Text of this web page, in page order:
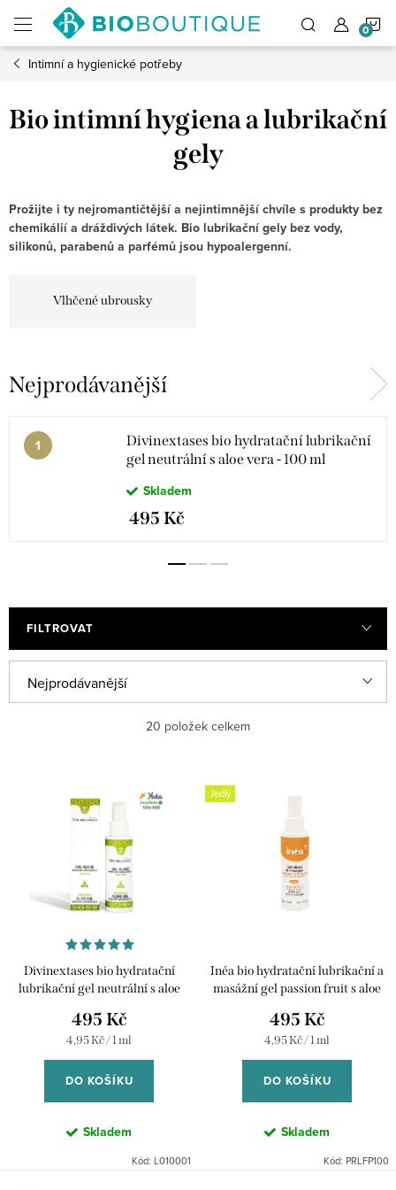
obsah
Intimní a hygienické potřeby
Bio intimní hygiena a lubrikační
gely
Prožijte i ty nejromantičtější a nejintimnější chvíle s produkty bez
chemikálií a dráždivých látek. Bio lubrikační gely bez vody,
silikonů, parabenů a parfémů jsou hypoalergenní.
Vlhčené ubrousky
Nejprodávanější
Divinextases bio hydratační lubrikační
gel neutrální s aloe vera - 100 ml
Skladem
495 Kč
FILTROVAT
a
k
Nejprodávanější
Nejdražší
20 položek celkem
oDivinextases bio hydratační
lubrikační gel neutrální s aloe
495 Kč
Měrná
cena:
4,95 Kč / 1 ml
DO KOŠÍKU
Skladem
Kód: L010001
Jedlý
Inéa bio hydratační lubrikační a
masážní gel passion fruit s aloe
495 Kč
Měrná
cena:
4,95 Kč / 1 ml
DO KOŠÍKU
Skladem
Kód: PRLFP100